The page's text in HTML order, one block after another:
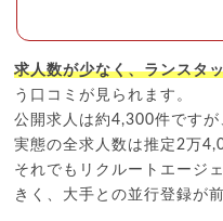
求人数が少なく、ランスタ
う口コミが見られます。
公開求人は約4,300件です
実態の全求人数は推定2万
それでもリクルートエージ
きく、大手との並行登録が